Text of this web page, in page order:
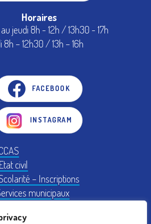
Horaires
jeudi 8h - 12h / 13h30 - 17h
8h – 12h30 / 13h – 16h
FACEBOOK
INSTAGRAM
Etat civil
– Inscriptions
municipaux
Local d'Urbanisme